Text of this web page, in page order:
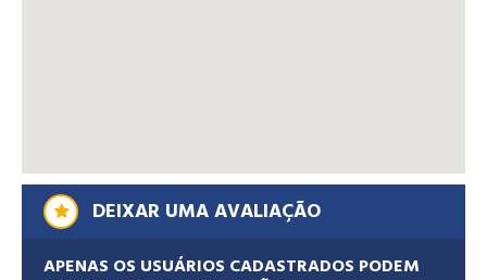
DEIXAR UMA AVALIAÇÃO
APENAS OS USUÁRIOS CADASTRADOS PODEM